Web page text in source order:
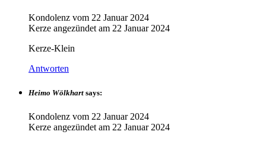
Kondolenz vom 22 Januar 2024
Kerze angezündet am 22 Januar 2024
Kerze-Klein
Antworten
Heimo Wölkhart says:
Kondolenz vom 22 Januar 2024
Kerze angezündet am 22 Januar 2024